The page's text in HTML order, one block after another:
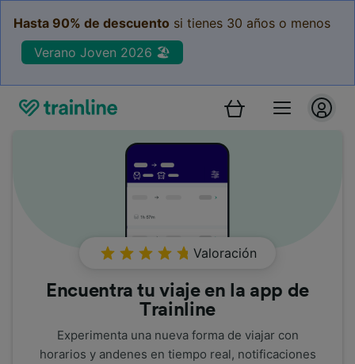
Hasta 90% de descuento si tienes 30 años o menos
Verano Joven 2026 🏖️
Valoración
Encuentra tu viaje en la app de
Trainline
Experimenta una nueva forma de viajar con
horarios y andenes en tiempo real, notificaciones